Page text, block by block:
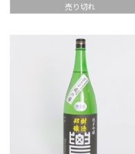
売り切れ